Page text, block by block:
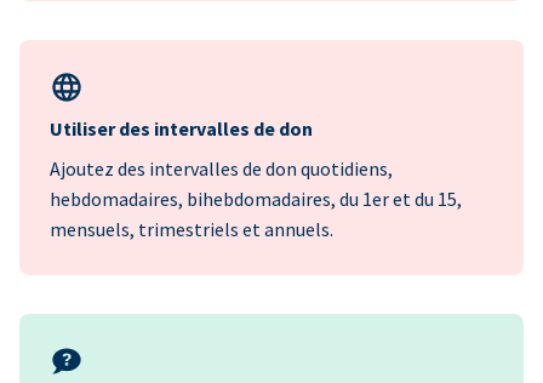
Utiliser des intervalles de don
Ajoutez des intervalles de don quotidiens,
hebdomadaires, bihebdomadaires, du 1er et du 15,
mensuels, trimestriels et annuels.